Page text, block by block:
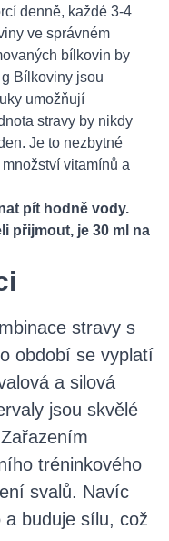
denně, každé 3-4
ve správném
bílkovin by
Bílkoviny jsou
umožňují
stravy by nikdy
Je to nezbytné
vitamínů a
pít hodně vody.
přijmout, je 30 ml na
stravy s
období se vyplatí
a silová
jsou skvělé
tréninkového
svalů. Navíc
buduje sílu, což